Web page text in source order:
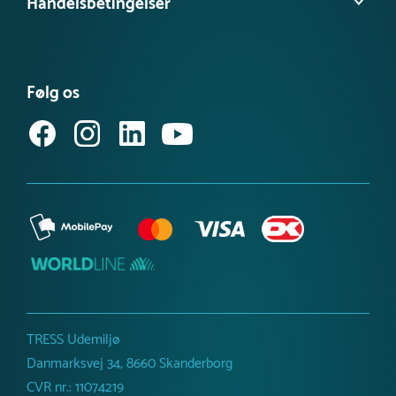
Besøg vores videns- & inspirationsbank
Få vores nyhedsbrev
Købsvilkår (erhverv)
Følg os
TRESS Udemiljø
Danmarksvej 34, 8660 Skanderborg
CVR nr.: 11074219